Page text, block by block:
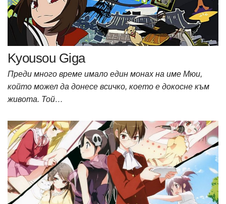
Kyousou Giga
Преди много време имало един монах на име Мюи,
който можел да донесе всичко, което е докосне към
живота. Той…